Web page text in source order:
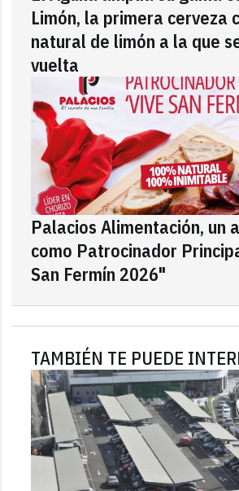
Limón, la primera cerveza
natural de limón a la que
vuelta
Palacios Alimentación, un
como Patrocinador
San Fermín 2026"
TAMBIÉN TE PUEDE